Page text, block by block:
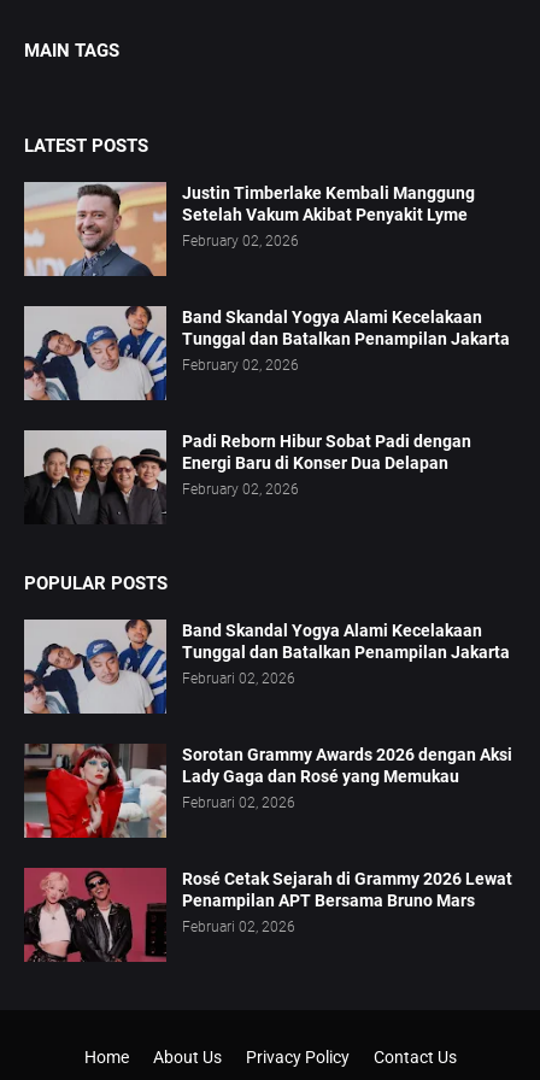
MAIN TAGS
LATEST POSTS
Justin Timberlake Kembali Manggung
Setelah Vakum Akibat Penyakit Lyme
February 02, 2026
Band Skandal Yogya Alami Kecelakaan
Tunggal dan Batalkan Penampilan Jakarta
February 02, 2026
Padi Reborn Hibur Sobat Padi dengan
Energi Baru di Konser Dua Delapan
February 02, 2026
POPULAR POSTS
Band Skandal Yogya Alami Kecelakaan
Tunggal dan Batalkan Penampilan Jakarta
Februari 02, 2026
Sorotan Grammy Awards 2026 dengan Aksi
Lady Gaga dan Rosé yang Memukau
Februari 02, 2026
Rosé Cetak Sejarah di Grammy 2026 Lewat
Penampilan APT Bersama Bruno Mars
Februari 02, 2026
Home About Us Privacy Policy Contact Us